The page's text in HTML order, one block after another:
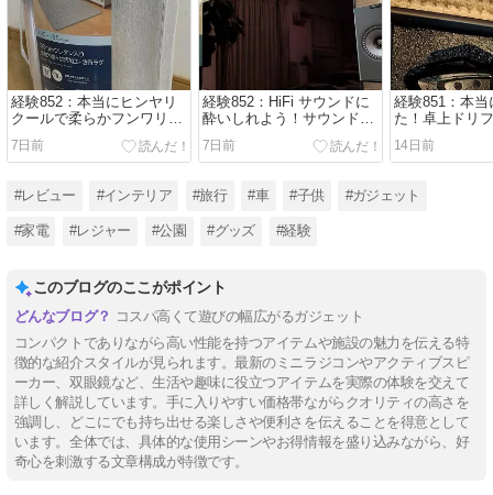
経験852：本当にヒンヤリ
クールで柔らかフンワリ！
ニトリの「30 ㎜厚手ウレタ
ン入りラグ（Nクール）」
7日前
経験852：HiFi サウンドに
酔いしれよう！サウンドバ
ーも良いけど、HiFiアクテ
ィブスピーカーがカッコい
紹介します！
7日前
経験851：本当
た！卓上ドリ
コンが小さく
性能だった！
14日前
#レビュー #インテリア #旅行 #車 #子供 #ガジェット
#家電 #レジャー #公園 #グッズ #経験
このブログのここがポイント
コスパ高くて遊びの幅広がるガジェット
コンパクトでありながら高い性能を持つアイテムや施設の魅力を伝える特
徴的な紹介スタイルが見られます。最新のミニラジコンやアクティブスピ
ーカー、双眼鏡など、生活や趣味に役立つアイテムを実際の体験を交えて
詳しく解説しています。手に入りやすい価格帯ながらクオリティの高さを
強調し、どこにでも持ち出せる楽しさや便利さを伝えることを得意として
います。全体では、具体的な使用シーンやお得情報を盛り込みながら、好
奇心を刺激する文章構成が特徴です。